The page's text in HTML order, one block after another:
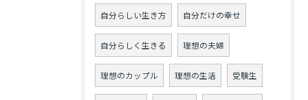
自分らしい生き方 自分だけの幸せ
自分らしく生きる 理想の夫婦
理想のカップル 理想の生活 受験生